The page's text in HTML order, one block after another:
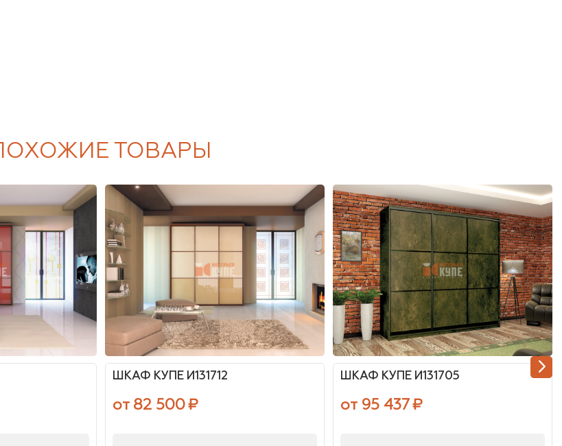
ПОХОЖИЕ ТОВАРЫ
ШКАФ КУПЕ И131712
от 82 500₽
ШКАФ КУПЕ И131705
от 95 437₽